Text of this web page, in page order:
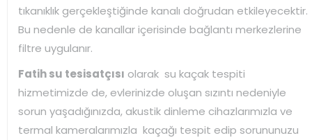
tıkanıklık gerçekleştiğinde kanalı doğrudan etkileyecektir.
Bu nedenle de kanallar içerisinde bağlantı merkezlerine
filtre uygulanır.
Fatih su tesisatçısı olarak su kaçak tespiti
hizmetimizde de, evlerinizde oluşan sızıntı nedeniyle
sorun yaşadığınızda, akustik dinleme cihazlarımızla ve
termal kameralarımızla kaçağı tespit edip sorununuzu